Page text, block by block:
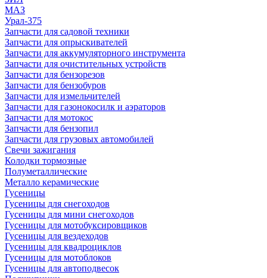
МАЗ
Урал-375
Запчасти для садовой техники
Запчасти для опрыскивателей
Запчасти для аккумуляторного инструмента
Запчасти для очистительных устройств
Запчасти для бензорезов
Запчасти для бензобуров
Запчасти для измельчителей
Запчасти для газонокосилк и аэраторов
Запчасти для мотокос
Запчасти для бензопил
Запчасти для грузовых автомобилей
Свечи зажигания
Колодки тормозные
Полуметаллические
Металло керамические
Гусеницы
Гусеницы для снегоходов
Гусеницы для мини снегоходов
Гусеницы для мотобуксировщиков
Гусеницы для вездеходов
Гусеницы для квадроциклов
Гусеницы для мотоблоков
Гусеницы для автоподвесок